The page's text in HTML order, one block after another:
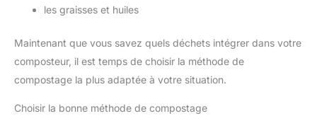
les graisses et huiles
Maintenant que vous savez quels déchets intégrer dans votre
composteur, il est temps de choisir la méthode de
compostage la plus adaptée à votre situation.
Choisir la bonne méthode de compostage